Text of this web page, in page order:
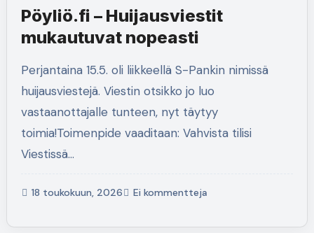
Pöyliö.fi – Huijausviestit
mukautuvat nopeasti
Perjantaina 15.5. oli liikkeellä S-Pankin nimissä
huijausviestejä. Viestin otsikko jo luo
vastaanottajalle tunteen, nyt täytyy
toimia!Toimenpide vaaditaan: Vahvista tilisi
Viestissä…
18 toukokuun, 2026 Ei kommentteja